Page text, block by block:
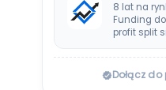
8 lat na
Funding
profit split
Dołącz